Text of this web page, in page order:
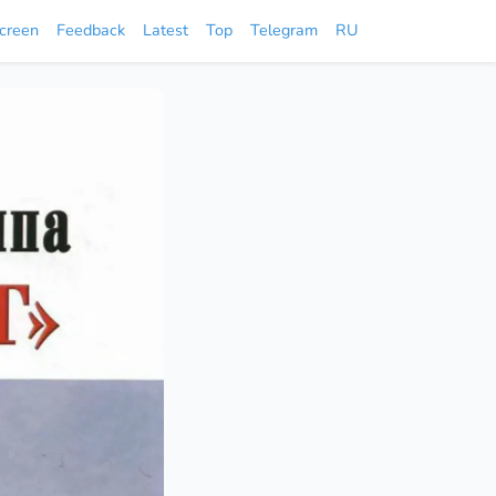
Feedback Latest Top Telegram RU